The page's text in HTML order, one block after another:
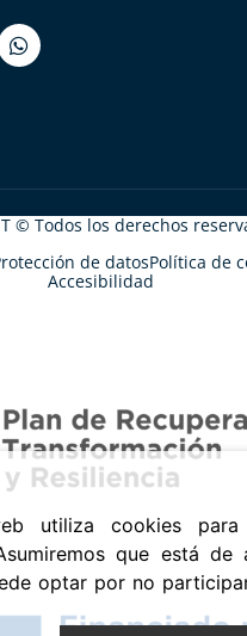
© Todos los derechos
de datosPolítica de
Accesibilidad
utiliza cookies para
que está de
optar por no